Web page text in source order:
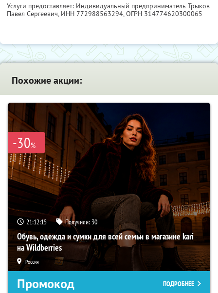
Услуги предоставляет: Индивидуальный предприниматель Трыков
Павел Сергеевич, ИНН 772988563294, ОГРН 314774620300065
Похожие акции:
-30%
21:12:14 Получили: 30
Обувь, одежда и сумки для всей семьи в магазине kari
на Wildberries
Россия
Промокод ПОДРОБНЕЕ